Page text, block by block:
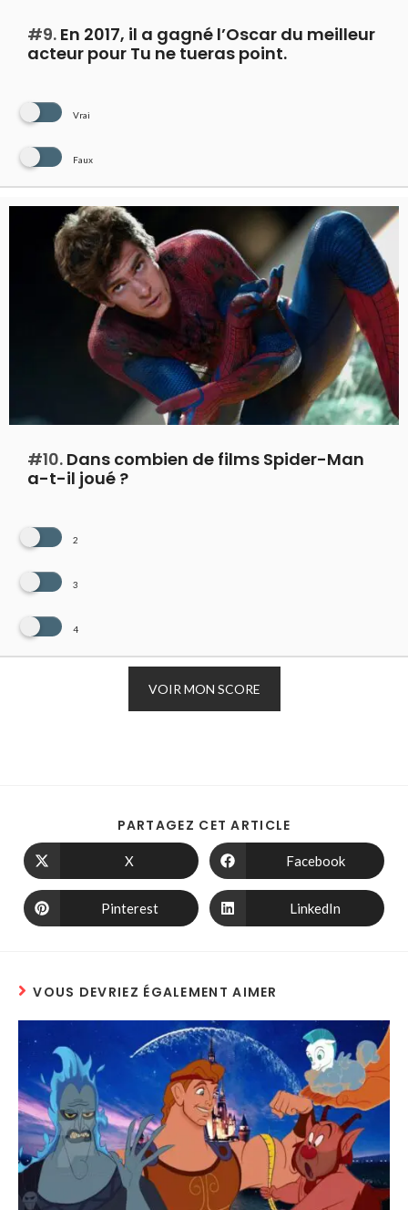
#9. En 2017, il a gagné l’Oscar du meilleur
acteur pour Tu ne tueras point.
Vrai
Faux
#10. Dans combien de films Spider-Man
a-t-il joué ?
2
3
4
VOIR MON SCORE
PARTAGEZ CET ARTICLE
X Facebook
Pinterest LinkedIn
VOUS DEVRIEZ ÉGALEMENT AIMER